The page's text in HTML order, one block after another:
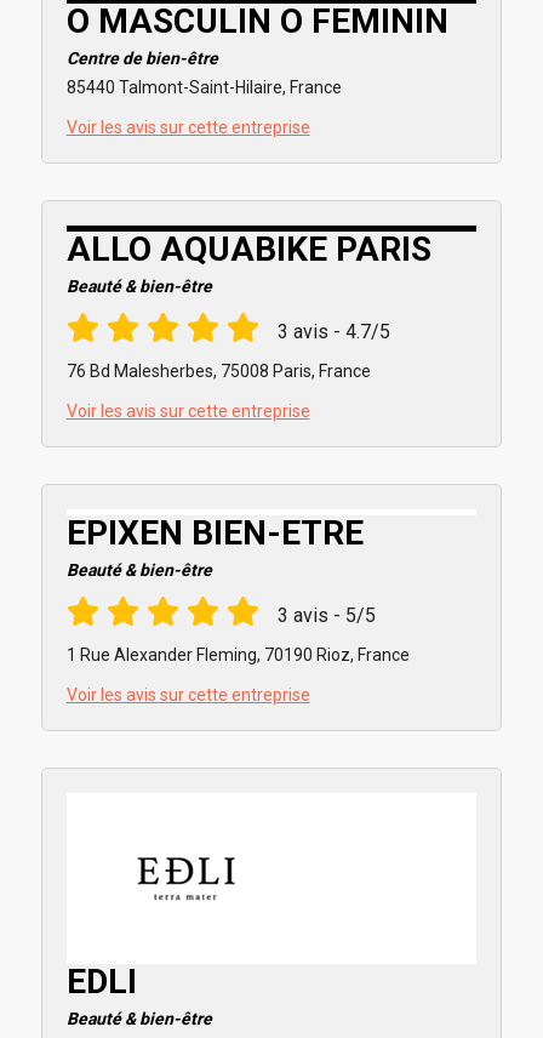
O MASCULIN O FEMININ
Centre de bien-être
85440 Talmont-Saint-Hilaire, France
Voir les avis sur cette entreprise
ALLO AQUABIKE PARIS
Beauté & bien-être
3 avis - 4.7/5
76 Bd Malesherbes, 75008 Paris, France
Voir les avis sur cette entreprise
EPIXEN BIEN-ETRE
Beauté & bien-être
3 avis - 5/5
1 Rue Alexander Fleming, 70190 Rioz, France
Voir les avis sur cette entreprise
EDLI
Beauté & bien-être